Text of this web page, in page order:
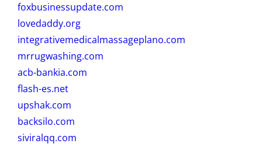
foxbusinessupdate.com
lovedaddy.org
integrativemedicalmassageplano.com
mrrugwashing.com
acb-bankia.com
flash-es.net
upshak.com
backsilo.com
siviralqq.com